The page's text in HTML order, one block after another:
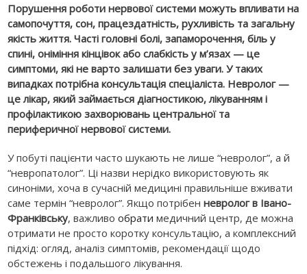
Порушення роботи нервової системи можуть впливати на
самопочуття, сон, працездатність, рухливість та загальну
якість життя. Часті головні болі, запаморочення, біль у
спині, оніміння кінцівок або слабкість у м’язах — це
симптоми, які не варто залишати без уваги. У таких
випадках потрібна консультація спеціаліста. Невролог —
це лікар, який займається діагностикою, лікуванням і
профілактикою захворювань центральної та
периферичної нервової системи.
У побуті пацієнти часто шукають не лише “невролог”, а й
“невропатолог”. Ці назви нерідко використовують як
синоніми, хоча в сучасній медицині правильніше вживати
саме термін “невролог”. Якщо потрібенневролог в Івано-
Франківську, важливообрати медичний центр, де можна
отримати не просто коротку консультацію, а комплексний
підхід: огляд, аналіз симптомів, рекомендації щодо
обстежень і подальшого лікування.